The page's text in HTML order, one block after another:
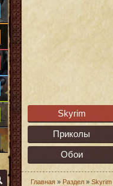
Skyrim
Приколы
Обои
Главная » Раздел » Skyrim